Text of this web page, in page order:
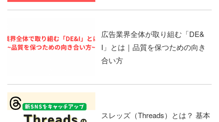
広告業界全体が取り組む「DE&
I」とは｜品質を保つための向き
合い方
スレッズ（Threads）とは？ 基本